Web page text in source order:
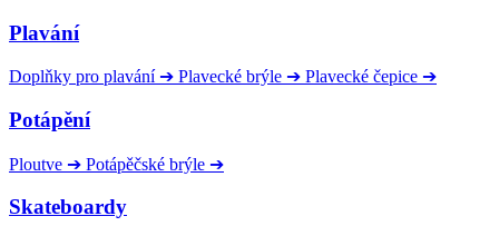
Plavání
Doplňky pro plavání ➔ Plavecké brýle ➔ Plavecké čepice ➔
Potápění
Ploutve ➔ Potápěčské brýle ➔
Skateboardy